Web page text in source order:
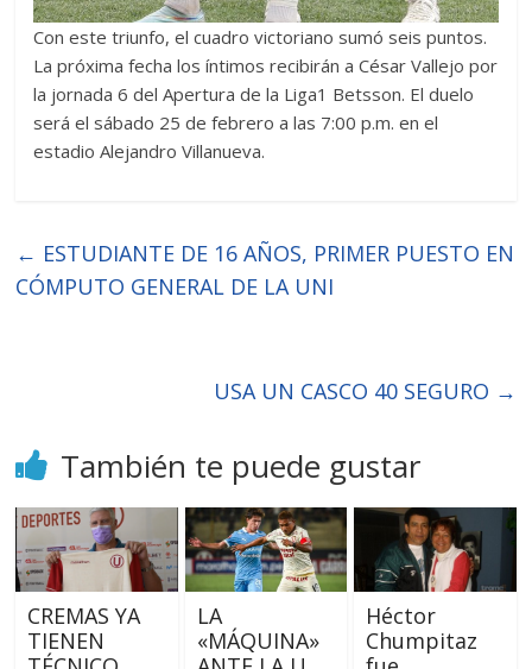
Con este triunfo, el cuadro victoriano sumó seis puntos.
La próxima fecha los íntimos recibirán a César Vallejo por
la jornada 6 del Apertura de la Liga1 Betsson. El duelo
será el sábado 25 de febrero a las 7:00 p.m. en el
estadio Alejandro Villanueva.
← ESTUDIANTE DE 16 AÑOS, PRIMER PUESTO EN
CÓMPUTO GENERAL DE LA UNI
USA UN CASCO 40 SEGURO →
También te puede gustar
CREMAS YA
TIENEN
LA
«MÁQUINA»
Héctor
Chumpitaz